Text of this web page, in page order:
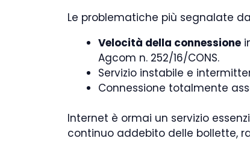
Le problematiche più segnalate
Velocità della connessione
Agcom n. 252/16/CONS.
Servizio instabile e
Connessione totalmente
Internet è ormai un servizio
continuo addebito delle bollette,